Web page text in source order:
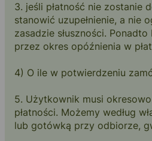
3. jeśli płatność nie zostanie
stanowić uzupełnienie, a nie
zasadzie słuszności.
przez okres opóźnienia w
4) O ile w potwierdzeniu
5. Użytkownik musi
płatności. Możemy według
lub gotówką przy odbiorze,